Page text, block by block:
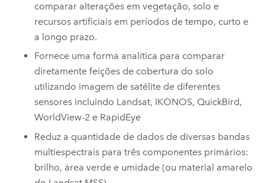
comparar alterações em vegetação, solo e
recursos artificiais em períodos de tempo, curto e
a longo prazo.
Fornece uma forma analítica para comparar
diretamente feições de cobertura do solo
utilizando imagem de satélite de diferentes
sensores incluindo Landsat, IKONOS, QuickBird,
WorldView-2 e RapidEye
Reduz a quantidade de dados de diversas bandas
multiespectrais para três componentes primários:
brilho, área verde e umidade (ou material amarelo